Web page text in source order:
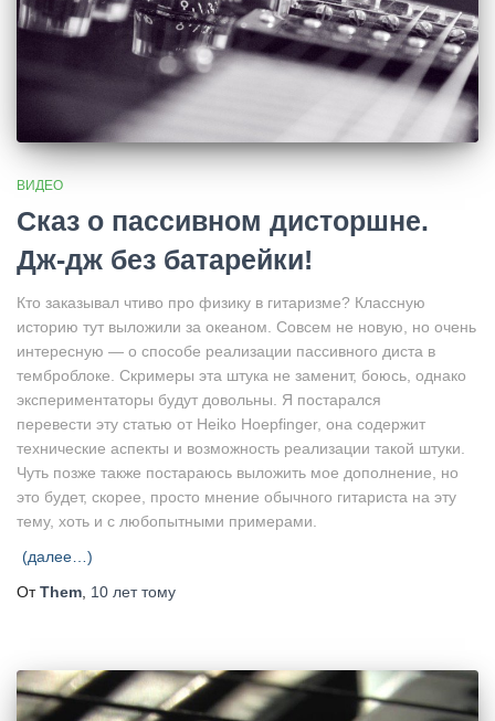
ВИДЕО
Сказ о пассивном дисторшне.
Дж-дж без батарейки!
Кто заказывал чтиво про физику в гитаризме? Классную
историю тут выложили за океаном. Совсем не новую, но очень
интересную — о способе реализации пассивного диста в
темброблоке. Скримеры эта штука не заменит, боюсь, однако
экспериментаторы будут довольны. Я постарался
перевести эту статью от Heiko Hoepfinger, она содержит
технические аспекты и возможность реализации такой штуки.
Чуть позже также постараюсь выложить мое дополнение, но
это будет, скорее, просто мнение обычного гитариста на эту
тему, хоть и с любопытными примерами.
(далее…)
ОтThem 10 леттому